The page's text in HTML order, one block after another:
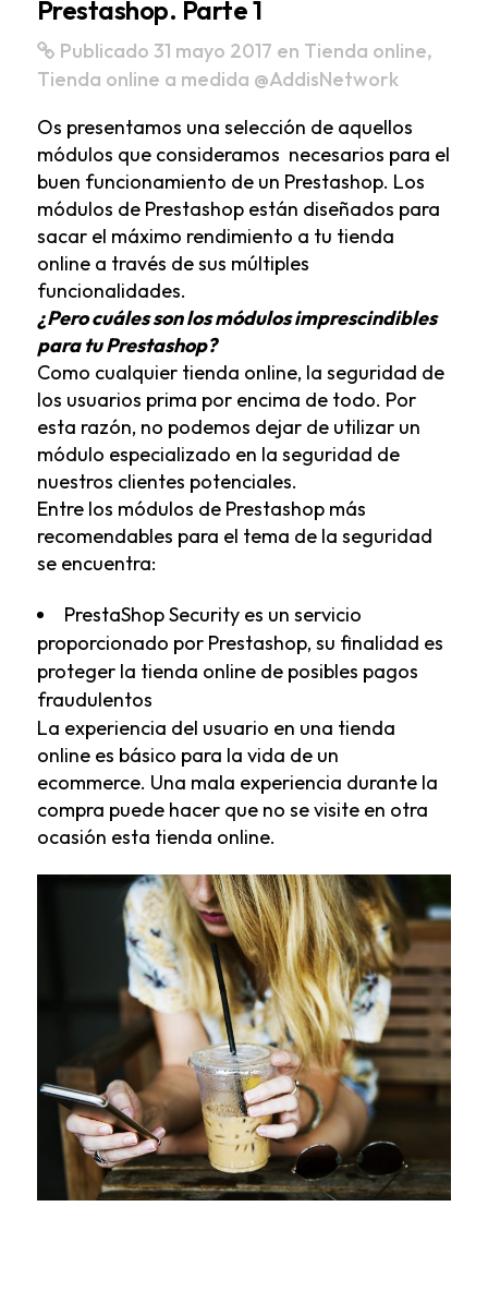
Prestashop. Parte 1
Publicado 31 mayo 2017 en Tienda online,
Tienda online a medida @AddisNetwork
Os presentamos una selección de aquellos
módulos que consideramos necesarios para el
buen funcionamiento de un Prestashop. Los
módulos de Prestashop están diseñados para
sacar el máximo rendimiento a tu tienda
online a través de sus múltiples
funcionalidades.
¿Pero cuáles son los módulos imprescindibles
para tu Prestashop?
Como cualquier tienda online, la seguridad de
los usuarios prima por encima de todo. Por
esta razón, no podemos dejar de utilizar un
módulo especializado en la seguridad de
nuestros clientes potenciales.
Entre los módulos de Prestashop más
recomendables para el tema de la seguridad
se encuentra:
PrestaShop Securityes un servicio
proporcionado por Prestashop, su finalidad es
proteger la tienda online de posibles pagos
fraudulentos
La experiencia del usuario en una tienda
online es básico para la vida de un
ecommerce. Una mala experiencia durante la
compra puede hacer que no se visite en otra
ocasión esta tienda online.